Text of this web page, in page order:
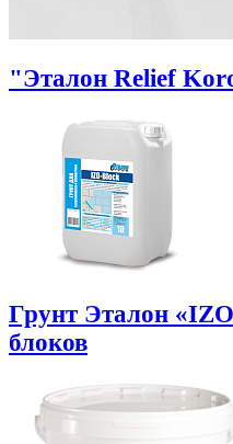
"Эталон Relief
Грунт Эталон
блоков